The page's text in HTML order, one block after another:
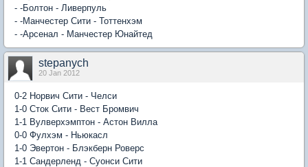
- -Болтон - Ливерпуль
- -Манчестер Сити - Тоттенхэм
- -Арсенал - Манчестер Юнайтед
stepanych
20 Jan 2012
0-2 Норвич Сити - Челси
1-0 Сток Сити - Вест Бромвич
1-1 Вулверхэмптон - Астон Вилла
0-0 Фулхэм - Ньюкасл
1-0 Эвертон - Блэкберн Роверс
1-1 Сандерленд - Суонси Сити